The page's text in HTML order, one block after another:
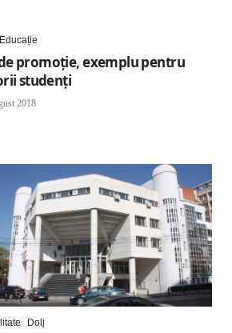
Educație
promoție, exemplu pentru
studenți
2018
Dolj